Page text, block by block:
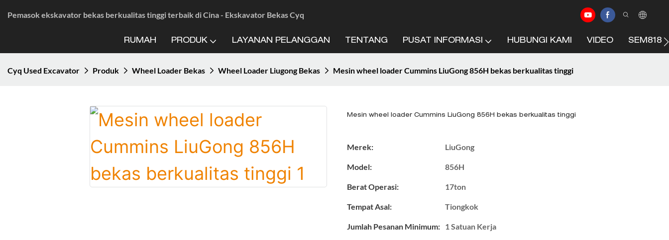
Pemasok ekskavator bekas berkualitas tinggi terbaik di Cina - Ekskavator Bekas Cyq
RUMAH PRODUK LAYANAN PELANGGAN TENTANG PUSAT INFORMASI HUBUNGI KAMI VIDEO SEM818F
Cyq Used Excavator Produk Wheel Loader Bekas Wheel Loader Liugong Bekas Mesin wheel loader Cummins LiuGong 856H bekas berkualitas tinggi
Mesin wheel loader Cummins LiuGong 856H bekas berkualitas tinggi
Merek: LiuGong
Model: 856H
Berat Operasi: 17ton
Tempat Asal: Tiongkok
Jumlah Pesanan Minimum: 1 Satuan Kerja